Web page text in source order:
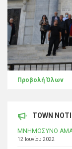
Προβολή Όλων
TOWN
ΜΝΗΜΟΣΥΝΟ
12 Ιουνίου 2022